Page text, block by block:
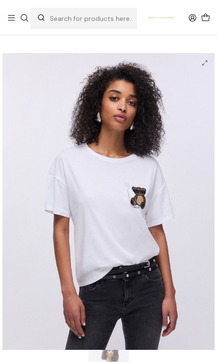
OFERTA DE PORTES DE ENVIO em compras para Portugal superiores a
80€ de artigos sem promoção